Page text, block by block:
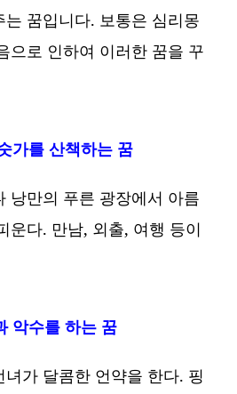
꿈입니다. 보통은 심리몽
으로 인하여 이러한 꿈을 꾸
가를 산책하는 꿈
낭만의 푸른 광장에서 아름
운다. 만남, 외출, 여행 등이
악수를 하는 꿈
가 달콤한 언약을 한다. 핑